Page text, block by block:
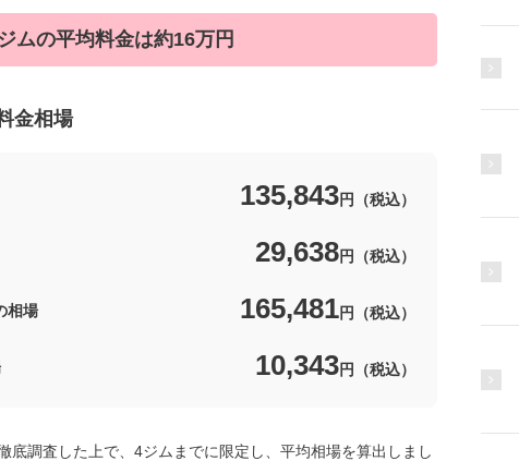
ムの平均料金は約16万円
金相場
135,843円（税込）
29,638円（税込）
相場 165,481円（税込）
10,343円（税込）
調査した上で、4ジムまでに限定し、平均相場を算出しまし